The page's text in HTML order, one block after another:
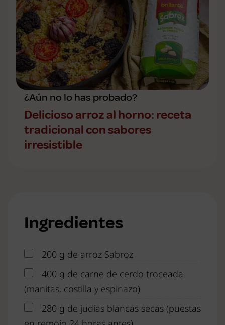
¿Aún no lo has probado?
Delicioso arroz al horno: receta
tradicional con sabores
irresistible
Ingredientes
200 g de arroz Sabroz
400 g de carne de cerdo troceada
(manitas, costilla y espinazo)
280 g de judías blancas secas (puestas